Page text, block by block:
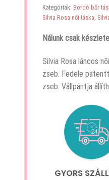
Kategóriák: Bordó bőr
Silvia Rosa női táska,
Nálunk csak
Silvia Rosa láncos
zseb. Fedele
zseb. Vállpántja
GYORS